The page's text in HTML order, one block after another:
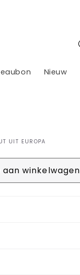
Nieuw
UIT EUROPA
winkelwagen